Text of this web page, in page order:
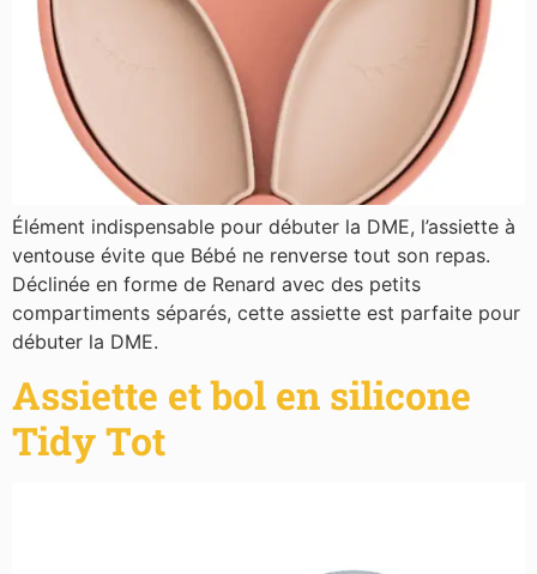
Élément indispensable pour débuter la DME, l’assiette à
ventouse évite que Bébé ne renverse tout son repas.
Déclinée en forme de Renard avec des petits
compartiments séparés, cette assiette est parfaite pour
débuter la DME.
Assiette et bol en silicone
Tidy Tot